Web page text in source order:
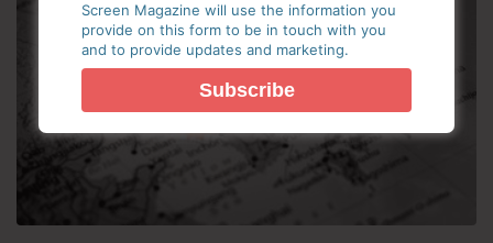
Screen Magazine will use the information you
provide on this form to be in touch with you
and to provide updates and marketing.